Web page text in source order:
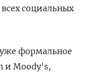
социальных
формальное
и Moody's,